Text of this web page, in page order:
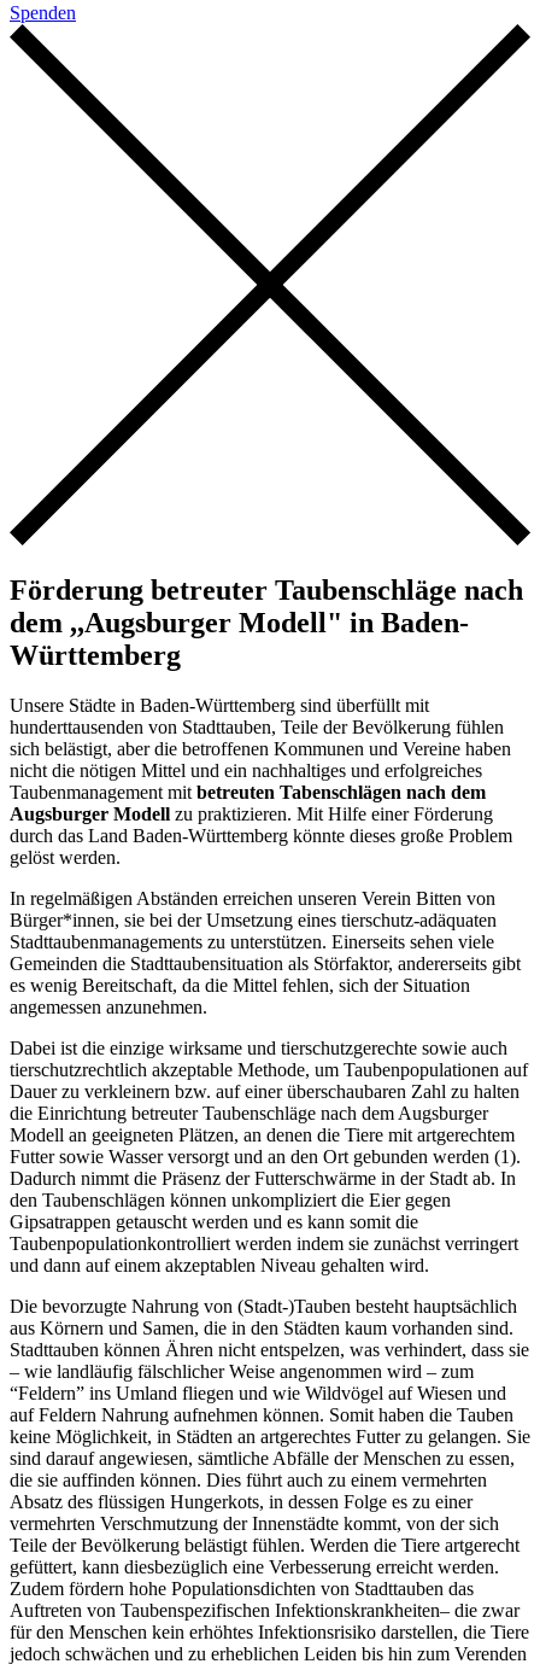
Spenden
Förderung betreuter Taubenschläge nach
dem ,,Augsburger Modell" in Baden-
Württemberg
Unsere Städte in Baden-Württemberg sind überfüllt mit
hunderttausenden von Stadttauben, Teile der Bevölkerung fühlen
sich belästigt, aber die betroffenen Kommunen und Vereine haben
nicht die nötigen Mittel und ein nachhaltiges und erfolgreiches
Taubenmanagement mitbetreuten Tabenschlägen nach dem
Augsburger Modell zu praktizieren. Mit Hilfe einer Förderung
durch das Land Baden-Württemberg könnte dieses große Problem
gelöst werden.
In regelmäßigen Abständen erreichen unseren Verein Bitten von
Bürger*innen, sie bei der Umsetzung eines tierschutz-adäquaten
Stadttaubenmanagements zu unterstützen. Einerseits sehen viele
Gemeinden die Stadttaubensituation als Störfaktor, andererseits gibt
es wenig Bereitschaft, da die Mittel fehlen, sich der Situation
angemessen anzunehmen.
Dabei ist die einzige wirksame und tierschutzgerechte sowie auch
tierschutzrechtlich akzeptable Methode, um Taubenpopulationen auf
Dauer zu verkleinern bzw. auf einer überschaubaren Zahl zu halten
die Einrichtung betreuter Taubenschläge nach dem Augsburger
Modell an geeigneten Plätzen, an denen die Tiere mit artgerechtem
Futter sowie Wasser versorgt und an den Ort gebunden werden (1).
Dadurch nimmt die Präsenz der Futterschwärme in der Stadt ab. In
den Taubenschlägen können unkompliziert die Eier gegen
Gipsatrappen getauscht werden und es kann somit die
Taubenpopulationkontrolliert werden indem sie zunächst verringert
und dann auf einem akzeptablen Niveau gehalten wird.
Die bevorzugte Nahrung von (Stadt-)Tauben besteht hauptsächlich
aus Körnern und Samen, die in den Städten kaum vorhanden sind.
Stadttauben können Ähren nicht entspelzen, was verhindert, dass sie
– wie landläufig fälschlicher Weise angenommen wird – zum
“Feldern” ins Umland fliegen und wie Wildvögel auf Wiesen und
auf Feldern Nahrung aufnehmen können. Somit haben die Tauben
keine Möglichkeit, in Städten an artgerechtes Futter zu gelangen. Sie
sind darauf angewiesen, sämtliche Abfälle der Menschen zu essen,
die sie auffinden können. Dies führt auch zu einem vermehrten
Absatz des flüssigen Hungerkots, in dessen Folge es zu einer
vermehrten Verschmutzung der Innenstädte kommt, von der sich
Teile der Bevölkerung belästigt fühlen. Werden die Tiere artgerecht
gefüttert, kann diesbezüglich eine Verbesserung erreicht werden.
Zudem fördern hohe Populationsdichten von Stadttauben das
Auftreten von Taubenspezifischen Infektionskrankheiten– die zwar
für den Menschen kein erhöhtes Infektionsrisiko darstellen, die Tiere
jedoch schwächen und zu erheblichen Leiden bis hin zum Verenden